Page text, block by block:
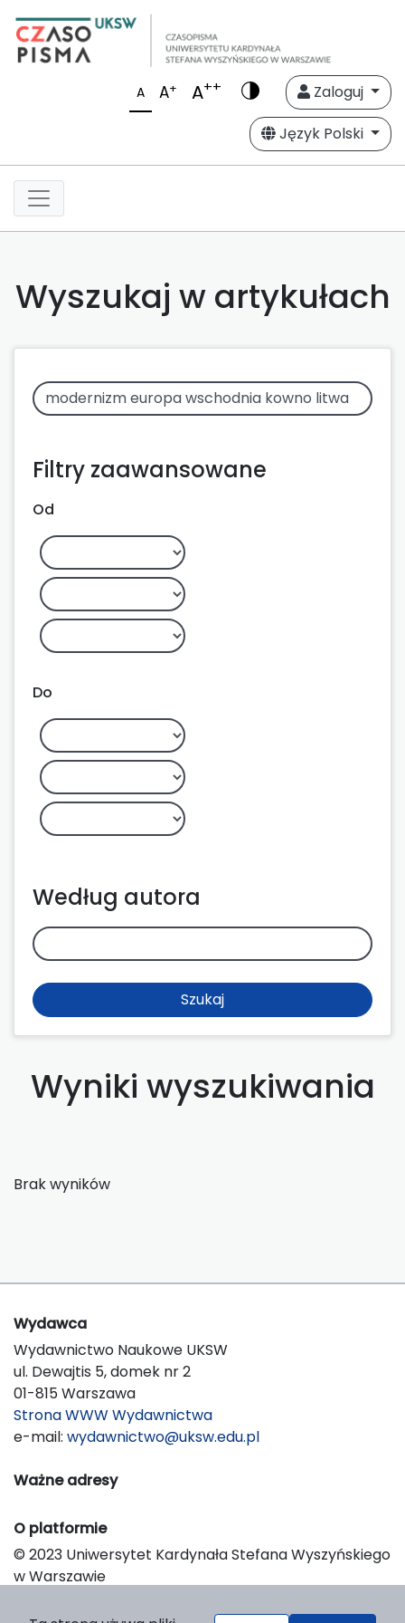
A A+ A++
Zaloguj
Język Polski
Wyszukaj w artykułach
Filtry zaawansowane
Od
Do
Według autora
Szukaj
Wyniki wyszukiwania
Brak wyników
Wydawca
Wydawnictwo Naukowe UKSW
ul. Dewajtis 5, domek nr 2
01-815 Warszawa
Strona WWW Wydawnictwa
e-mail: wydawnictwo@uksw.edu.pl
Ważne adresy
O platformie
© 2023 Uniwersytet Kardynała Stefana Wyszyńskiego
w Warszawie